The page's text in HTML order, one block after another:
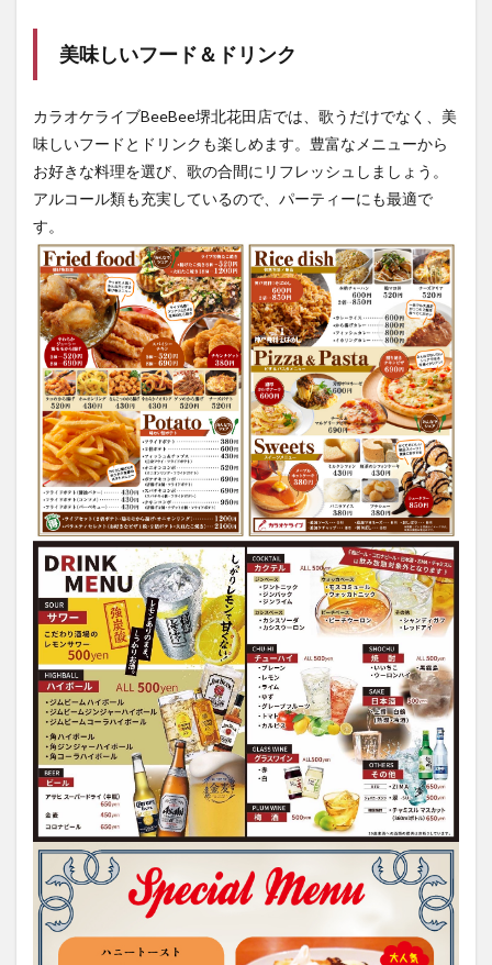
美味しいフード＆ドリンク
カラオケライブBeeBee堺北花田店では、歌うだけでなく、美
味しいフードとドリンクも楽しめます。豊富なメニューから
お好きな料理を選び、歌の合間にリフレッシュしましょう。
アルコール類も充実しているので、パーティーにも最適で
す。